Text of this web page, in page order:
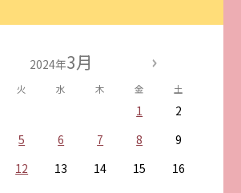
2024年3月
火 水 木 金 土
1
2
5 6 7 8
9
12 13 14 15
16